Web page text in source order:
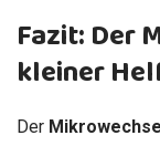
Fazit: Der
kleiner
Der